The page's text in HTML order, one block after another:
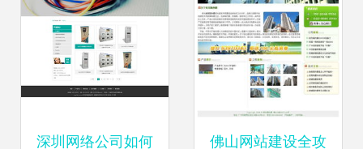
深圳网络公司如何 佛山网站建设全攻